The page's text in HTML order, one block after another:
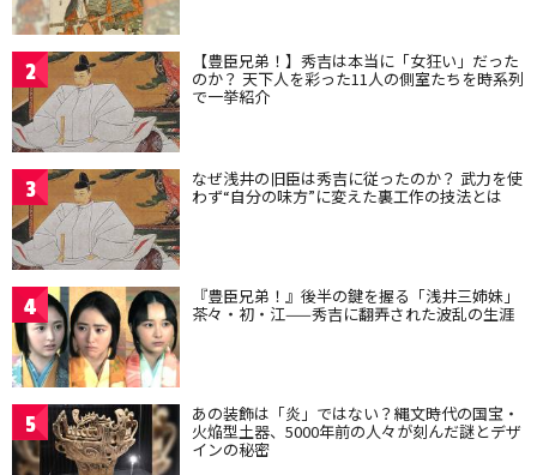
2 【豊臣兄弟！】秀吉は本当に「女狂い」だった
のか？ 天下人を彩った11人の側室たちを時系列
で一挙紹介
3 なぜ浅井の旧臣は秀吉に従ったのか？ 武力を使
わず“自分の味方”に変えた裏工作の技法とは
4 『豊臣兄弟！』後半の鍵を握る「浅井三姉妹」
茶々・初・江——秀吉に翻弄された波乱の生涯
5 あの装飾は「炎」ではない？縄文時代の国宝・
火焔型土器、5000年前の人々が刻んだ謎とデザ
インの秘密